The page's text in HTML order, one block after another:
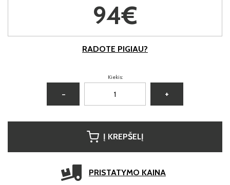
94€
RADOTE PIGIAU?
Kiekis:
− +
Į KREPŠELĮ
PRISTATYMO KAINA